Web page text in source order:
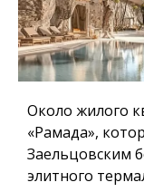
Около жилого
«Рамада»,
Заельцовским
элитного